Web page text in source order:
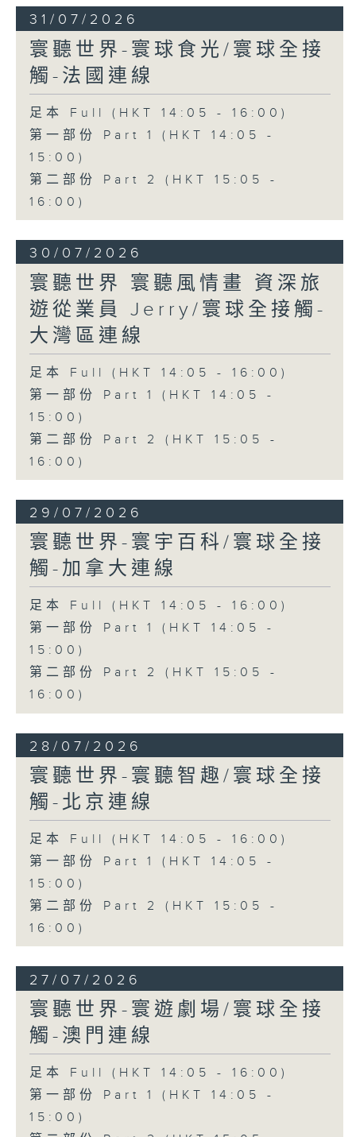
31/07/2026
寰聽世界-寰球食光/寰球全接
觸-法國連線
足本 Full (HKT 14:05 - 16:00)
第一部份 Part 1 (HKT 14:05 -
15:00)
第二部份 Part 2 (HKT 15:05 -
16:00)
30/07/2026
寰聽世界 寰聽風情畫 資深旅
遊從業員 Jerry/寰球全接觸-
大灣區連線
足本 Full (HKT 14:05 - 16:00)
第一部份 Part 1 (HKT 14:05 -
15:00)
第二部份 Part 2 (HKT 15:05 -
16:00)
29/07/2026
寰聽世界-寰宇百科/寰球全接
觸-加拿大連線
足本 Full (HKT 14:05 - 16:00)
第一部份 Part 1 (HKT 14:05 -
15:00)
第二部份 Part 2 (HKT 15:05 -
16:00)
28/07/2026
寰聽世界-寰聽智趣/寰球全接
觸-北京連線
足本 Full (HKT 14:05 - 16:00)
第一部份 Part 1 (HKT 14:05 -
15:00)
第二部份 Part 2 (HKT 15:05 -
16:00)
27/07/2026
寰聽世界-寰遊劇場/寰球全接
觸-澳門連線
足本 Full (HKT 14:05 - 16:00)
第一部份 Part 1 (HKT 14:05 -
15:00)